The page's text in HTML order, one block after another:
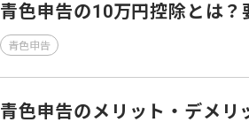
青色申告の10万円控除とは
青色申告
青色申告のメリット・デメリ